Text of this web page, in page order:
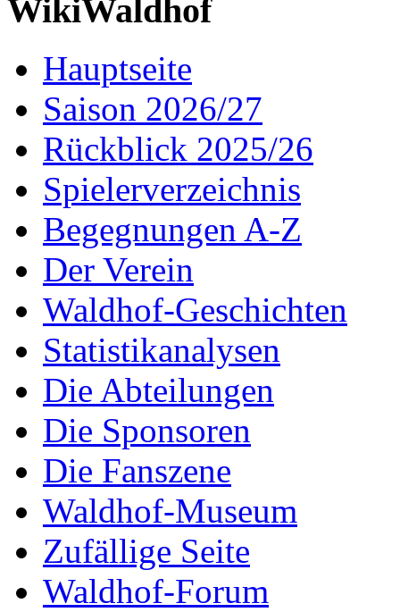
WikiWaldhof
Hauptseite
Saison 2026/27
Rückblick 2025/26
Spielerverzeichnis
Begegnungen A-Z
Der Verein
Waldhof-Geschichten
Statistikanalysen
Die Abteilungen
Die Sponsoren
Die Fanszene
Waldhof-Museum
Zufällige Seite
Waldhof-Forum